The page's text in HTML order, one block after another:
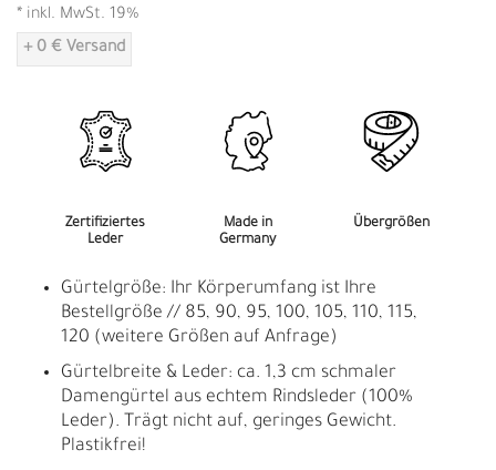
* inkl. MwSt. 19%
+ 0 € Versand
Zertifiziertes
Leder
Made in
Germany
Übergrößen
Gürtelgröße: Ihr Körperumfang ist Ihre
Bestellgröße // 85, 90, 95, 100, 105, 110, 115,
120 (weitere Größen auf Anfrage)
Gürtelbreite & Leder: ca. 1,3 cm schmaler
Damengürtel aus echtem Rindsleder (100%
Leder). Trägt nicht auf, geringes Gewicht.
Plastikfrei!